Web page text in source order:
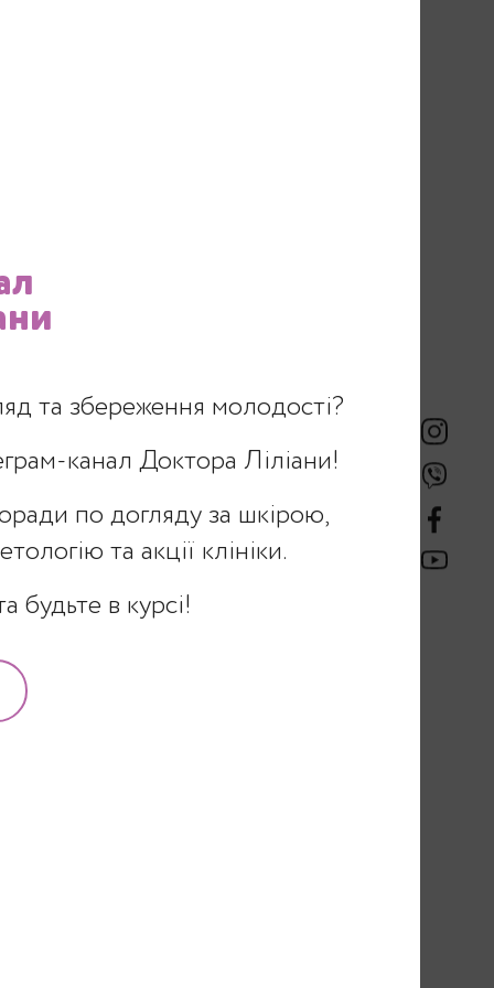
та збереження молодості?
канал Доктора Ліліани!
по догляду за шкірою,
та акції клініки.
будьте в курсі!